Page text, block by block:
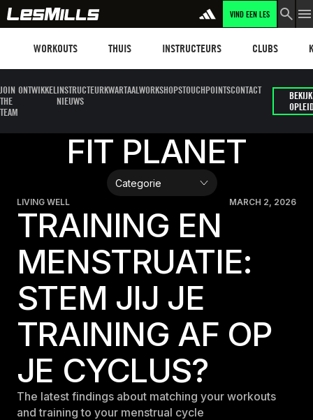
VIND EEN LES
WORKOUTS THUIS INSTRUCTEURS CLUBS
JOIN
THE
TEAM
ONTWIKKELINSTRUCTEUR
NIEUWS
KWARTAALWORKSHOPSTOUCHPOINTSCONTACT
FIT PLANET
LIVING WELL MARCH 2, 2026
TRAINING EN
MENSTRUATIE:
STEM JIJ JE
TRAINING AF OP
JE CYCLUS?
The latest findings about matching your workouts
and training to your menstrual cycle